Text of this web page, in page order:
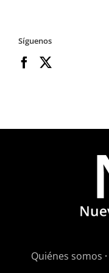
Síguenos
Quiénes somos ·